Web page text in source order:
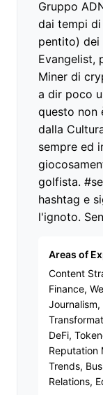
Gruppo
dai tempi
pentito) dei
Evangelist,
Miner di
a dir poco
questo non
dalla
sempre ed
golfista.
hashtag e
l'ignoto.
Areas of
Content
Finance,
DeFi,
Reputation
Trends,
Relations,